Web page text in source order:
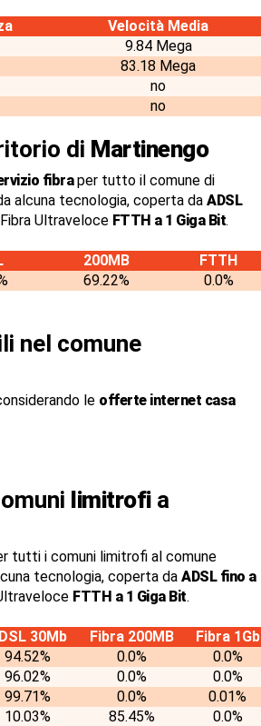
Velocità Media
9.84 Mega
83.18 Mega
no
no
di Martinengo
fibraper tutto il comune di
alcuna tecnologia, coperta da ADSL
Ultraveloce FTTH a 1 Giga Bit.
200MB
FTTH
69.22% 0.0%
nel comune
le offerte internet casa
limitrofia
tutti i comuni limitrofi al comune
tecnologia, coperta da ADSL fino a
FTTH a 1 Giga Bit.
30Mb Fibra 200MB
Fibra 1Gb
94.52% 0.0%
0.0%
96.02% 0.0%
0.0%
99.71% 0.0%
0.01%
10.03% 85.45%
0.0%